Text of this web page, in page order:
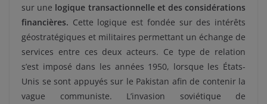
sur une logique transactionnelle et des considérations
financières. Cette logique est fondée sur des intérêts
géostratégiques et militaires permettant un échange de
services entre ces deux acteurs. Ce type de relation
s’est imposé dans les années 1950, lorsque les États-
Unis se sont appuyés sur le Pakistan afin de contenir la
vague communiste. L’invasion soviétique de